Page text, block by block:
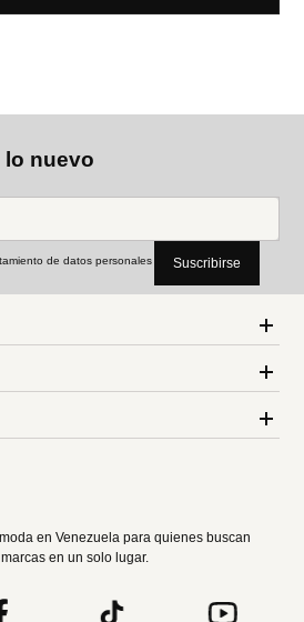
lo nuevo
de datos personales Suscribirse
en Venezuela para quienes buscan
en un solo lugar.